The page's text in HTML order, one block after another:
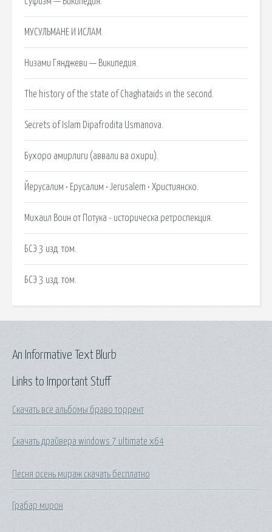
МУСУЛЬМАНЕ И ИСЛАМ.
Низами Гянджеви — Википедия.
The history of the state of Chaghataids in the second.
Secrets of Islam Dipafrodita Usmanova.
Бухоро амирлиги (аввали ва охири).
Йерусалим • Ерусалим • Jerusalem • Християнско.
Михаил Воин от Потука - историческа ретроспекция.
БСЭ 3 изд. том.
БСЭ 3 изд. том.
Links to Important Stuff
Скачать все альбомы браво торрент
Скачать драйвера windows 7 ultimate x64
Песня осень мираж скачать бесплатно
Грабар мирон
An Informative Text Blurb